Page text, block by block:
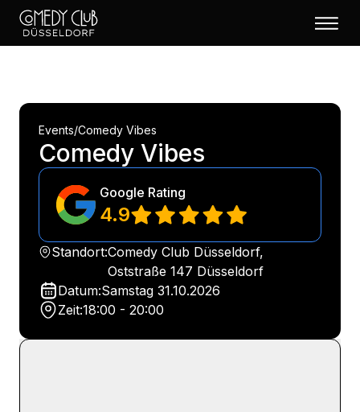
Events/Comedy Vibes
Comedy Vibes
Google Rating
4.9
Standort:Comedy Club Düsseldorf,
Oststraße 147 Düsseldorf
Datum:Samstag 31.10.2026
Zeit:18:00 - 20:00